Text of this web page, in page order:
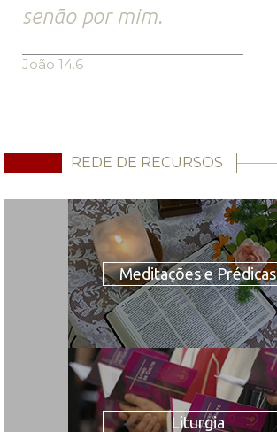
senão por mim.
João 14.6
REDE DE RECURSOS
Meditações e Prédicas
Liturgia